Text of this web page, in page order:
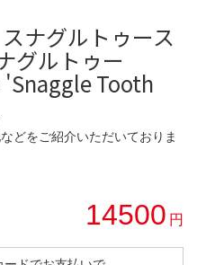
ナグルトゥース
グルトゥー
Tooth
どをご紹介いただいておりま
14500 円